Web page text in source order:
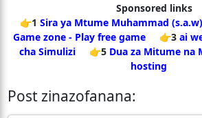
Sponsored links
👉1 Sira ya Mtume Muhammad (s.a.w)
Game zone - Play free game
👉3 ai
cha Simulizi
👉5 Dua za Mitume na
hosting
Post zinazofanana: